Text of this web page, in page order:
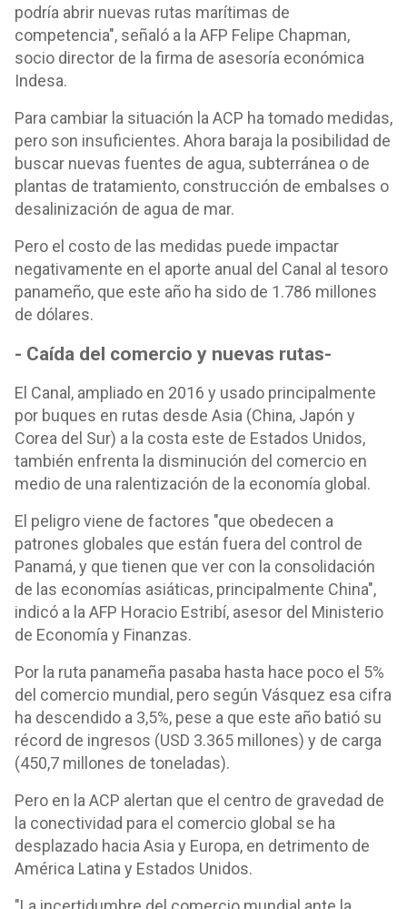
podría abrir nuevas rutas marítimas de
competencia", señaló a la AFP Felipe Chapman,
socio director de la firma de asesoría económica
Indesa.
Para cambiar la situación la ACP ha tomado medidas,
pero son insuficientes. Ahora baraja la posibilidad de
buscar nuevas fuentes de agua, subterránea o de
plantas de tratamiento, construcción de embalses o
desalinización de agua de mar.
Pero el costo de las medidas puede impactar
negativamente en el aporte anual del Canal al tesoro
panameño, que este año ha sido de 1.786 millones
de dólares.
- Caída del comercio y nuevas rutas-
El Canal, ampliado en 2016 y usado principalmente
por buques en rutas desde Asia (China, Japón y
Corea del Sur) a la costa este de Estados Unidos,
también enfrenta la disminución del comercio en
medio de una ralentización de la economía global.
El peligro viene de factores "que obedecen a
patrones globales que están fuera del control de
Panamá, y que tienen que ver con la consolidación
de las economías asiáticas, principalmente China",
indicó a la AFP Horacio Estribí, asesor del Ministerio
de Economía y Finanzas.
Por la ruta panameña pasaba hasta hace poco el 5%
del comercio mundial, pero según Vásquez esa cifra
ha descendido a 3,5%, pese a que este año batió su
récord de ingresos (USD 3.365 millones) y de carga
(450,7 millones de toneladas).
Pero en la ACP alertan que el centro de gravedad de
la conectividad para el comercio global se ha
desplazado hacia Asia y Europa, en detrimento de
América Latina y Estados Unidos.